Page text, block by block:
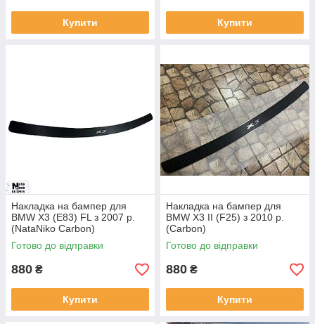
Купити Купити
Накладка на бампер для
BMW X3 (E83) FL з 2007 р.
(NataNiko Carbon)
Готово до відправки
880 ₴
Купити
Накладка на бампер для
BMW X3 II (F25) з 2010 р.
(Carbon)
Готово до відправки
880 ₴
Купити